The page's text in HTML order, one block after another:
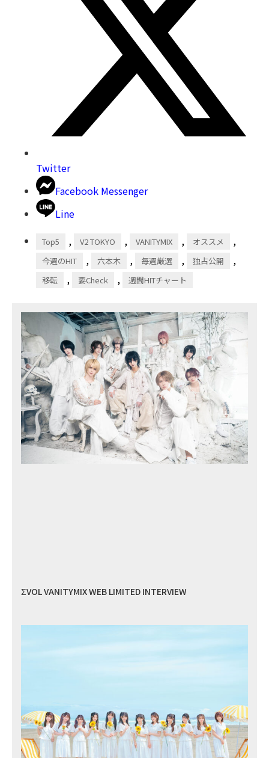
Twitter
Facebook Messenger
Line
Top5 , V2 TOKYO , VANITYMIX , オススメ ,
今週のHIT , 六本木 , 毎週厳選 , 独占公開 ,
移転 , 要Check , 週間HITチャート
ΣVOL VANITYMIX WEB LIMITED INTERVIEW